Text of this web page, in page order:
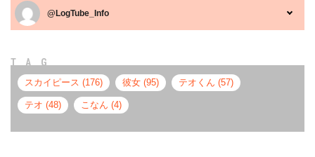
@LogTube_Info
TAG
スカイピース (176) 彼女 (95) テオくん (57)
テオ (48) こなん (4)